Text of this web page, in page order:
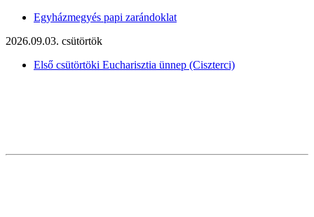
Egyházmegyés papi zarándoklat
2026.09.03. csütörtök
Első csütörtöki Eucharisztia ünnep (Ciszterci)